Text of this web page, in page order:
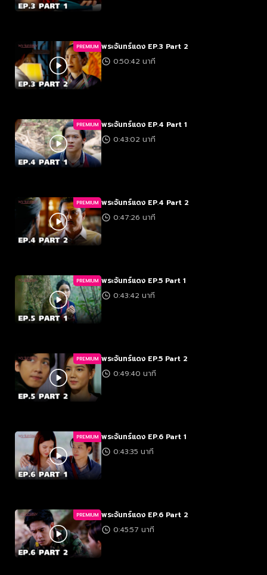
PREMIUM พระจันทร์แดง EP.3 Part 2
0:50:42 นาที
PREMIUM พระจันทร์แดง EP.4 Part 1
0:43:02 นาที
PREMIUM พระจันทร์แดง EP.4 Part 2
0:47:26 นาที
PREMIUM พระจันทร์แดง EP.5 Part 1
0:43:42 นาที
PREMIUM พระจันทร์แดง EP.5 Part 2
0:49:40 นาที
PREMIUM พระจันทร์แดง EP.6 Part 1
0:43:35 นาที
PREMIUM พระจันทร์แดง EP.6 Part 2
0:45:57 นาที